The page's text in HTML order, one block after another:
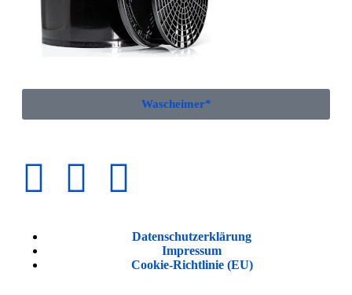
Wascheimer*
Datenschutzerklärung
Impressum
Cookie-Richtlinie (EU)